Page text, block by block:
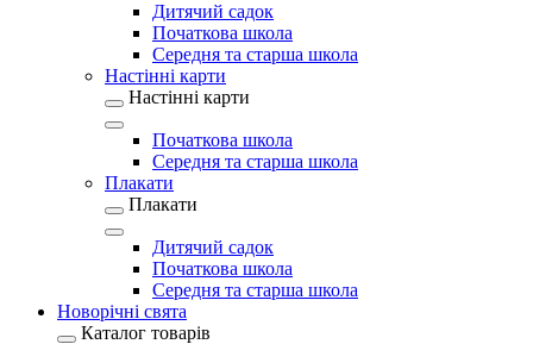
Дитячий садок
Початкова школа
Середня та старша школа
Настінні карти
Настінні карти
Початкова школа
Середня та старша школа
Плакати
Плакати
Дитячий садок
Початкова школа
Середня та старша школа
Новорічні свята
Каталог товарів